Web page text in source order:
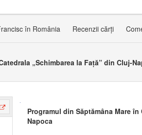
în România Recenzii cărți
Programul din Săptămâna Mare
Napoca